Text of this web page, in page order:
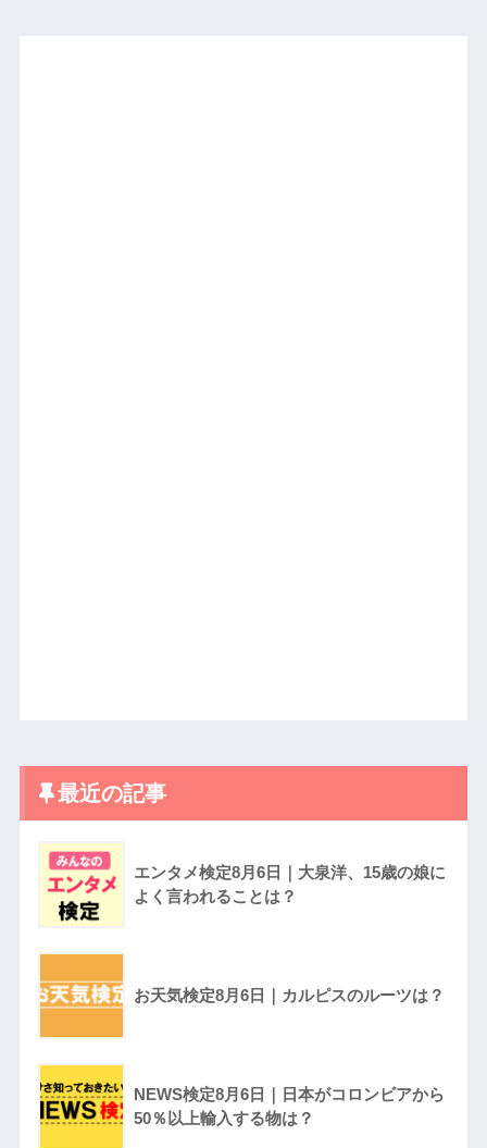
最近の記事
エンタメ検定8月6日｜大泉洋、15歳の娘に
よく言われることは？
お天気検定8月6日｜カルピスのルーツは？
NEWS検定8月6日｜日本がコロンビアから
50％以上輸入する物は？